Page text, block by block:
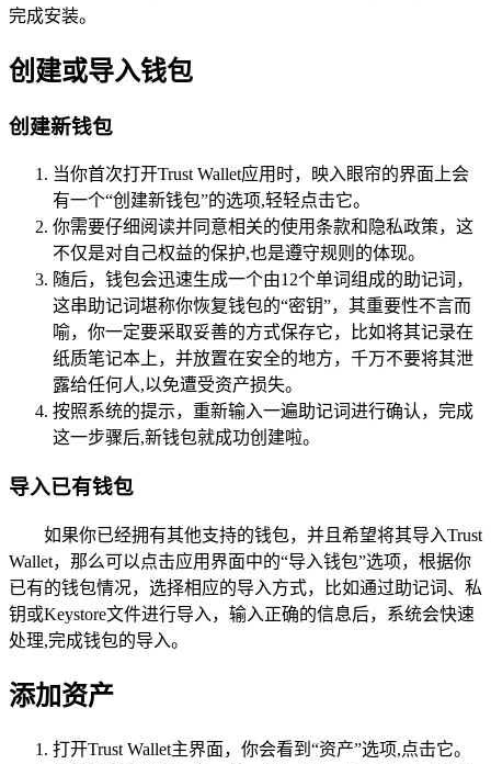
完成安装。
创建或导入钱包
创建新钱包
当你首次打开Trust Wallet应用时，映入眼帘的界面上会
有一个“创建新钱包”的选项,轻轻点击它。
你需要仔细阅读并同意相关的使用条款和隐私政策，这
不仅是对自己权益的保护,也是遵守规则的体现。
随后，钱包会迅速生成一个由12个单词组成的助记词，
这串助记词堪称你恢复钱包的“密钥”，其重要性不言而
喻，你一定要采取妥善的方式保存它，比如将其记录在
纸质笔记本上，并放置在安全的地方，千万不要将其泄
露给任何人,以免遭受资产损失。
按照系统的提示，重新输入一遍助记词进行确认，完成
这一步骤后,新钱包就成功创建啦。
导入已有钱包
如果你已经拥有其他支持的钱包，并且希望将其导入Trust
Wallet，那么可以点击应用界面中的“导入钱包”选项，根据你
已有的钱包情况，选择相应的导入方式，比如通过助记词、私
钥或Keystore文件进行导入，输入正确的信息后，系统会快速
处理,完成钱包的导入。
添加资产
打开Trust Wallet主界面，你会看到“资产”选项,点击它。